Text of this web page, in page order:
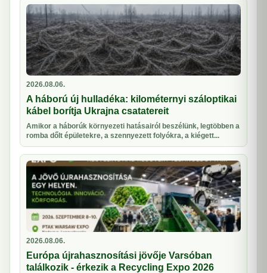
2026.08.06.
A háború új hulladéka: kilométernyi száloptikai
kábel borítja Ukrajna csatatereit
Amikor a háborúk környezeti hatásairól beszélünk, legtöbben a
romba dőlt épületekre, a szennyezett folyókra, a kiégett...
2026.08.06.
Európa újrahasznosítási jövője Varsóban
találkozik - érkezik a Recycling Expo 2026